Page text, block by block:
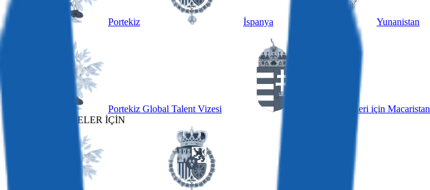
Portekiz İspanya Yunanistan
DİĞER
Portekiz Global Talent Vizesi
İş Sahipleri için Macaristan
DİJİTAL GÖÇEBELER İÇİN